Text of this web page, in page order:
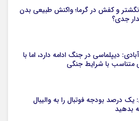
و کفش در گرما؛ واکنش طبیعی بدن
جدی؟
دیپلماسی در جنگ ادامه دارد، اما با
متناسب با شرایط جنگی
یک درصد بودجه فوتبال را به والیبال
بدهید